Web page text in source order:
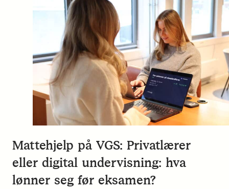
Mattehjelp på VGS: Privatlærer
eller digital undervisning: hva
lønner seg før eksamen?